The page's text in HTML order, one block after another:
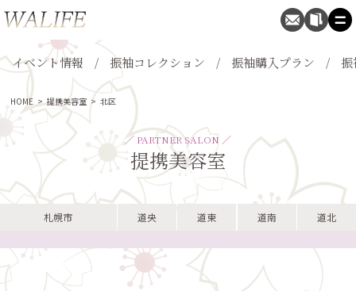
イベント情報 振袖コレクション 振袖購入プラン 振
HOME > 提携美容室 > 北区
／ PARTNER SALON ／
提携美容室
札幌市 道央 道東 道南 道北